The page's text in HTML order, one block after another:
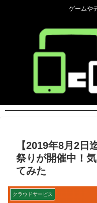
ゲームや
【2019年8月2
祭りが開催中！
てみた
クラウドサービス